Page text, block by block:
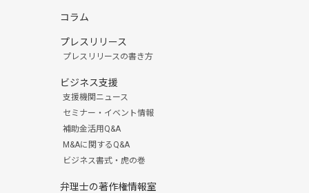
コラム
プレスリリース
プレスリリースの書き方
ビジネス支援
支援機関ニュース
セミナー・イベント情報
補助金活用Q&A
M&Aに関するQ&A
ビジネス書式・虎の巻
弁理士の著作権情報室